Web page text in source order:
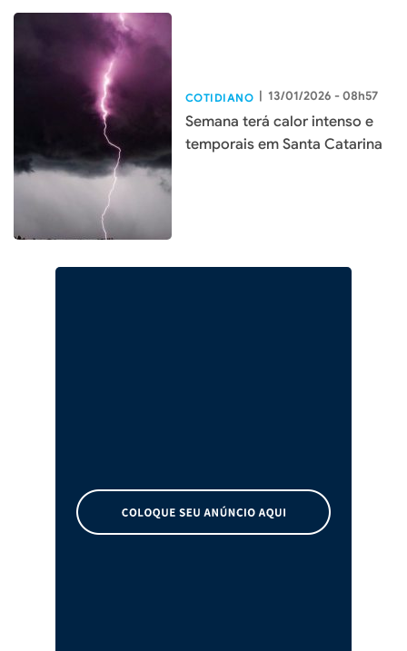
COTIDIANO 13/01/2026 - 08h57
Semana terá calor intenso e
temporais em Santa Catarina